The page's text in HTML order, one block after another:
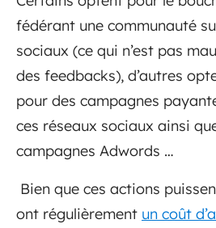
fédérant une communauté
sociaux (ce qui n’est pas
des feedbacks), d’autres
pour des campagnes
ces réseaux sociaux ainsi
campagnes Adwords …
Bien que ces actions
ont régulièrement un coût